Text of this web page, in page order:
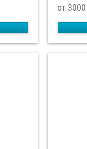
от 3000